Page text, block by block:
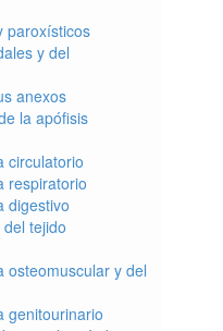
paroxísticos
y del
anexos
la apófisis
circulatorio
respiratorio
digestivo
tejido
osteomuscular y del
genitourinario